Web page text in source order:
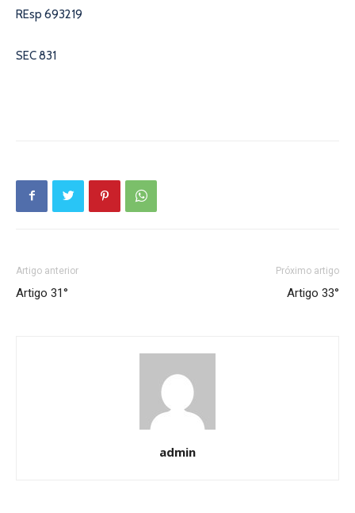
REsp 693219
SEC 831
Artigo anterior
Artigo 31°
Próximo artigo
Artigo 33°
admin